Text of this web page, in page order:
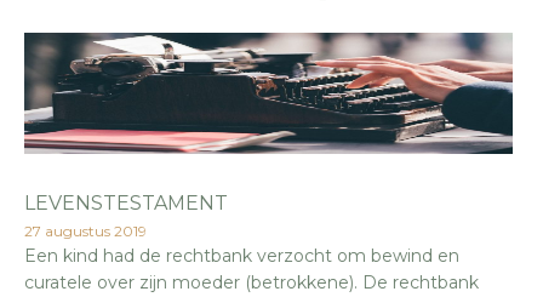
LEVENSTESTAMENT
27 augustus 2019
Een kind had de rechtbank verzocht om bewind en
curatele over zijn moeder (betrokkene). De rechtbank